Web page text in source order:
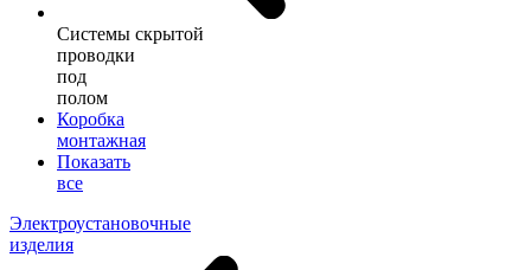
Системы скрытой
проводки
под
полом
Коробка
монтажная
Показать
все
Электроустановочные
изделия